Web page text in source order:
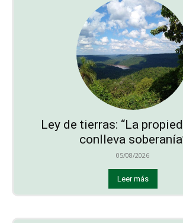
Ley de tierras: “La
conlleva
05/08/2026
Leer más